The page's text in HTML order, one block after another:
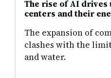
The rise of AI drives
centers and their
The expansion of
clashes with the
and water.